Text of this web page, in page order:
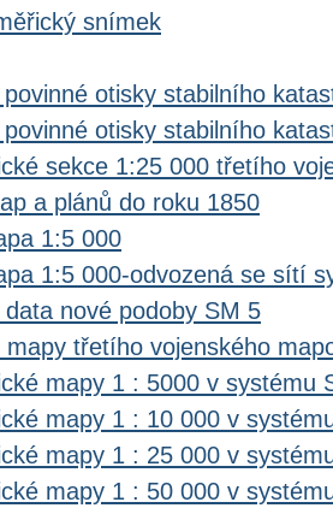
snímek
otisky stabilního
otisky stabilního
sekce 1:25 000 třetího
a plánů do roku 1850
1:5 000
1:5 000-odvozená se sítí
data nové podoby SM 5
mapy třetího vojenského
mapy 1 : 5000 v systému
mapy 1 : 10 000 v
mapy 1 : 25 000 v
mapy 1 : 50 000 v